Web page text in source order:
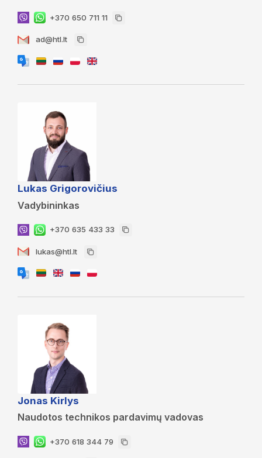
+370 650 711 11
ad@htl.lt
Lukas Grigorovičius
Vadybininkas
+370 635 433 33
lukas@htl.lt
Jonas Kirlys
Naudotos technikos pardavimų vadovas
+370 618 344 79